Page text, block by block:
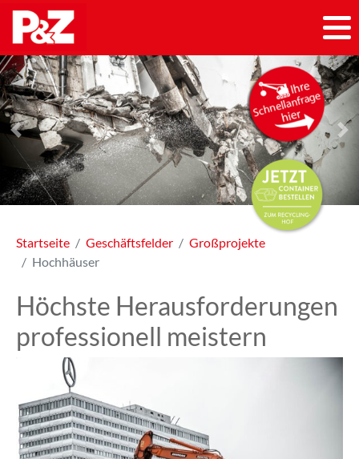
Previous
Startseite Geschäftsfelder
Großprojekte
Hochhäuser
Höchste Herausforderungen
professionell meistern